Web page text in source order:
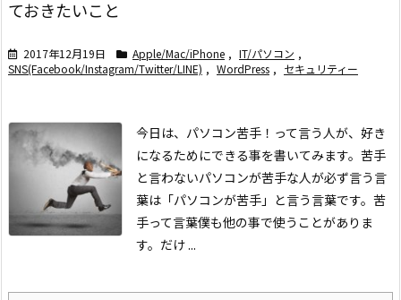
ておきたいこと
2017年12月19日 Apple/Mac/iPhone , IT/パソコン ,
SNS(Facebook/Instagram/Twitter/LINE) , WordPress , セキュリティー
今日は、パソコン苦手！って言う人が、好き
になるためにできる事を書いてみます。 苦手
と言わないパソコンが苦手な人が必ず言う言
葉は「パソコンが苦手」と言う言葉です。苦
手って言葉僕も他の事で使うことがありま
す。 だけ ...